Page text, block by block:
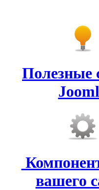
Полезные
вашего